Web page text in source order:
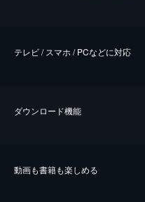
テレビ / スマホ / PCなどに対応
ダウンロード機能
動画も書籍も楽しめる